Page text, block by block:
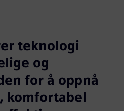
teknologi
og
for å oppnå
komfortabel